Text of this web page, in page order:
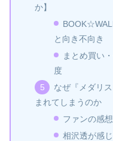
か】
と向き不向き
まとめ買い
度
なぜ『メダリ
まれてしまうのか
ファンの感
相沢透が感